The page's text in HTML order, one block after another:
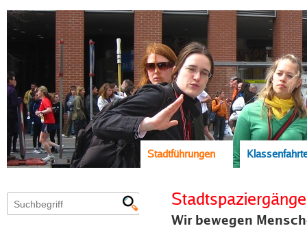
Stadtführungen
Wir bewegen